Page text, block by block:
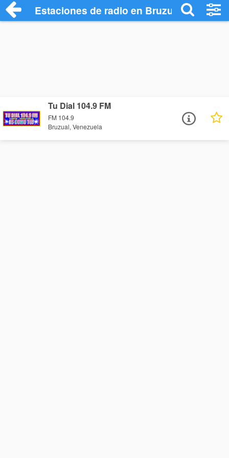
Estaciones de radio en Bruzual -
Tu Dial 104.9 FM
FM 104.9
Bruzual, Venezuela